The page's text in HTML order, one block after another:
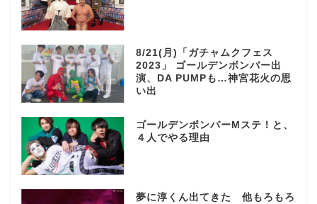
8/21(月)「ガチャムクフェス
2023」 ゴールデンボンバー出
演、DA PUMPも…神宮花火の思
い出
ゴールデンボンバーMステ！と、
４人でやる理由
夢に淳くん出てきた 他もろもろ